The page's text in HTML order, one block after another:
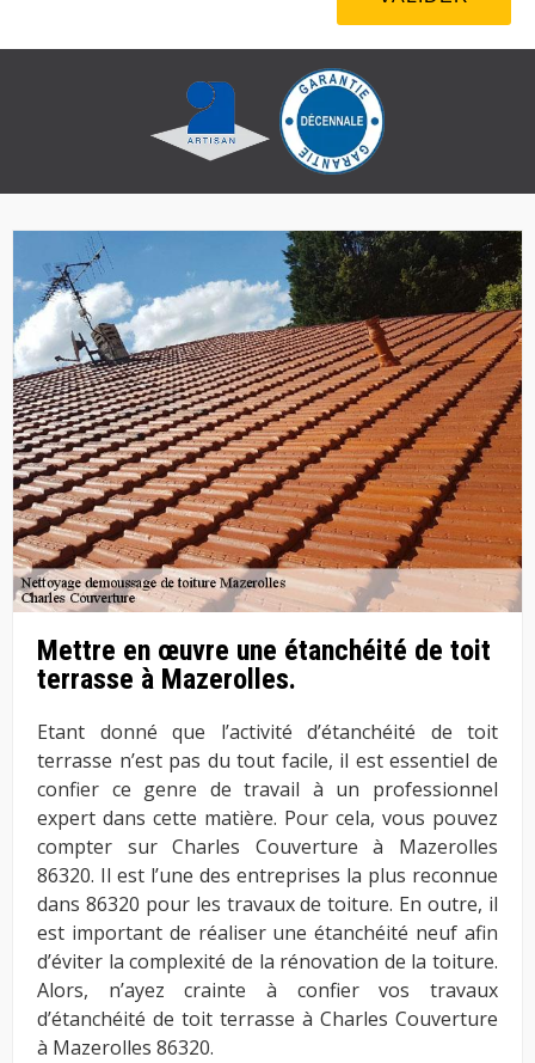
Mettre en œuvre une étanchéité de toit
terrasse à Mazerolles.
Etant donné que l’activité d’étanchéité de toit
terrasse n’est pas du tout facile, il est essentiel de
confier ce genre de travail à un professionnel
expert dans cette matière. Pour cela, vous pouvez
compter sur Charles Couverture à Mazerolles
86320. Il est l’une des entreprises la plus reconnue
dans 86320 pour les travaux de toiture. En outre, il
est important de réaliser une étanchéité neuf afin
d’éviter la complexité de la rénovation de la toiture.
Alors, n’ayez crainte à confier vos travaux
d’étanchéité de toit terrasse à Charles Couverture
à Mazerolles 86320.